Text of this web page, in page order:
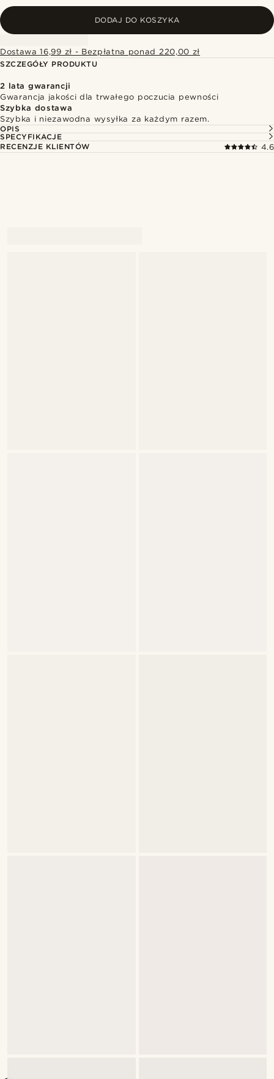
DODAJ DO KOSZYKA
Dostawa 16,99 zł - Bezpłatna ponad 220,00 zł
SZCZEGÓŁY PRODUKTU
2 lata gwarancji
Gwarancja jakości dla trwałego poczucia pewności
Szybka dostawa
Szybka i niezawodna wysyłka za każdym razem.
OPIS
SPECYFIKACJE
RECENZJE KLIENTÓW
4.6